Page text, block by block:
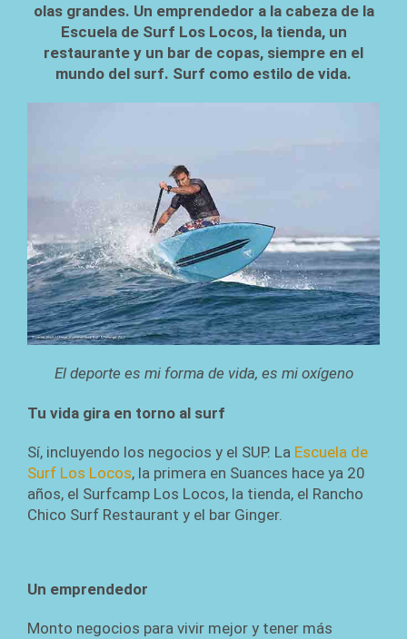
olas grandes. Un emprendedor a la cabeza de la
Escuela de Surf Los Locos, la tienda, un
restaurante y un bar de copas, siempre en el
mundo del surf. Surf como estilo de vida.
El deporte es mi forma de vida, es mi oxígeno
Tu vida gira en torno al surf
Sí, incluyendo los negocios y el SUP. La Escuela de
Surf Los Locos, la primera en Suances hace ya 20
años, el Surfcamp Los Locos, la tienda, el Rancho
Chico Surf Restaurant y el bar Ginger.
Un emprendedor
Monto negocios para vivir mejor y tener más